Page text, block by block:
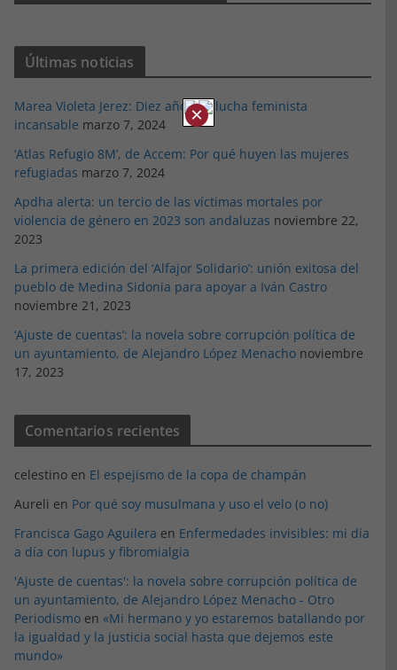
Últimas noticias
Marea Violeta Jerez: Diez años de lucha feminista
incansable marzo 7, 2024
‘Atlas Refugio 8M’, de Accem: Por qué huyen las mujeres
refugiadas marzo 7, 2024
Apdha alerta: un tercio de las víctimas mortales por
violencia de género en 2023 son andaluzas noviembre 22,
2023
La primera edición del ‘Alfajor Solidario’: unión exitosa del
pueblo de Medina Sidonia para apoyar a Iván Castro
noviembre 21, 2023
‘Ajuste de cuentas’: la novela sobre corrupción política de
un ayuntamiento, de Alejandro López Menacho noviembre
17, 2023
Comentarios recientes
celestino en El espejismo de la copa de champán
Aureli en Por qué soy musulmana y uso el velo (o no)
Francisca Gago Aguilera en Enfermedades invisibles: mi día
a día con lupus y fibromialgia
'Ajuste de cuentas': la novela sobre corrupción política de
un ayuntamiento, de Alejandro López Menacho - Otro
Periodismo en «Mi hermano y yo estaremos batallando por
la igualdad y la justicia social hasta que dejemos este
mundo»
×